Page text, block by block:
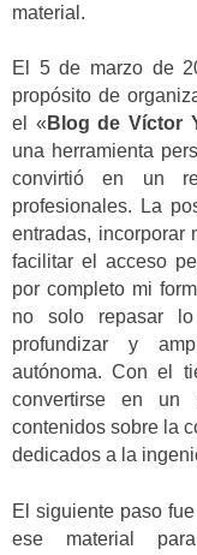
material.
El 5 de marzo de
propósito de
el « Blog de Víctor
una herramienta
convirtió en un
profesionales. La
entradas, incorporar
facilitar el acceso
por completo mi
no solo repasar
profundizar y
autónoma. Con el
convertirse en un
contenidos sobre la
dedicados a la
El siguiente paso
ese material